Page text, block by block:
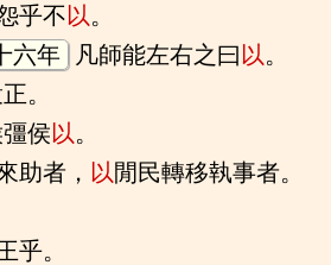
乎不以。
六年 凡師能左右之曰以。
。
侯以。
助者， 以閒民轉移執事者。
乎。